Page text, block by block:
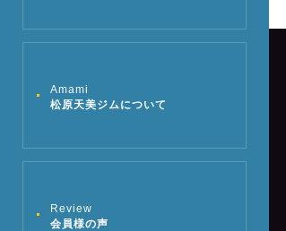
Amami
松原天美ジムについて
Review
会員様の声